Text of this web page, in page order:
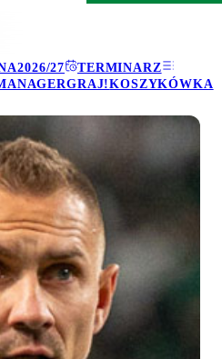
2026/27
TERMINARZ
GRAJ!KOSZYKÓWKA